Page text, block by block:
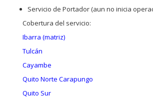
Servicio de Portador (aun no inicia
Cobertura del servicio:
Ibarra (matriz)
Tulcán
Cayambe
Quito Norte Carapungo
Quito Sur